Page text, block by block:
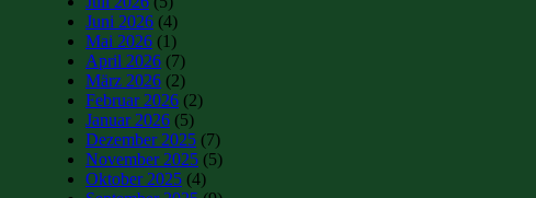
Juni 2026 (4)
Mai 2026 (1)
April 2026 (7)
März 2026 (2)
Februar 2026 (2)
Januar 2026 (5)
Dezember 2025 (7)
November 2025 (5)
Oktober 2025 (4)